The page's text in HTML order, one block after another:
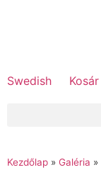
Swedish Kosár
Kezdőlap » Galéria »